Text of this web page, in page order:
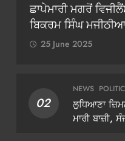
ਛਾਪੇਮਾਰੀ ਮਗਰੋਂ
ਬਿਕਰਮ ਸਿੰਘ
25 June 2025
02
NEWS
ਲੁਧਿਆਣਾ
ਮਾਰੀ ਬਾਜ਼ੀ,